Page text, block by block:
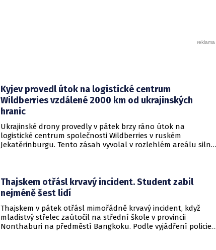
Kyjev provedl útok na logistické centrum
Wildberries vzdálené 2000 km od ukrajinských
hranic
Ukrajinské drony provedly v pátek brzy ráno útok na
logistické centrum společnosti Wildberries v ruském
Jekatěrinburgu. Tento zásah vyvolal v rozlehlém areálu silný
RWB, který řídí veškeré logistické operace.
Thajskem otřásl krvavý incident. Student zabil
nejméně šest lidí
Thajskem v pátek otřásl mimořádně krvavý incident, když
mladistvý střelec zaútočil na střední škole v provincii
Nonthaburi na předměstí Bangkoku. Podle vyjádření policie